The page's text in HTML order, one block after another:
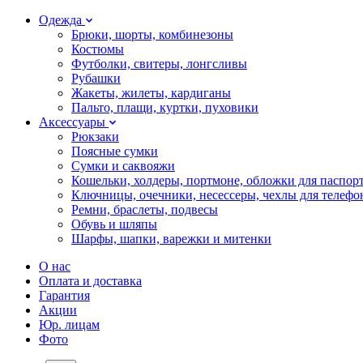
Одежда
Брюки, шорты, комбинезоны
Костюмы
Футболки, свитеры, лонгсливы
Рубашки
Жакеты, жилеты, кардиганы
Пальто, плащи, куртки, пуховики
Аксессуары
Рюкзаки
Поясные сумки
Сумки и саквояжи
Кошельки, холдеры, портмоне, обложки для
Ключницы, очечники, несессеры, чехлы для
Ремни, браслеты, подвесы
Обувь и шляпы
Шарфы, шапки, варежки и митенки
О нас
Оплата и доставка
Гарантия
Акции
Юр. лицам
Фото